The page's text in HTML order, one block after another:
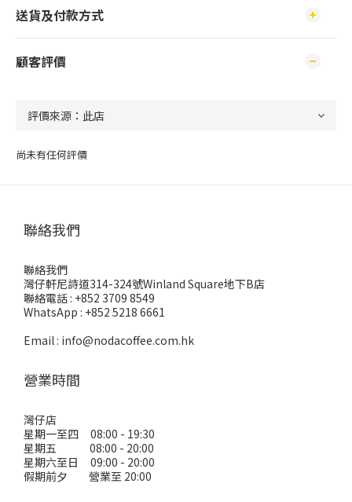
送貨及付款方式
顧客評價
尚未有任何評價
聯絡我們
聯絡我們
灣仔軒尼詩道314-324號Winland Square地下B店
聯絡電話 : +852 3709 8549
WhatsApp : +852 5218 6661
Email : info@nodacoffee.com.hk
營業時間
灣仔店
星期一至四 08:00 - 19:30
星期五 08:00 - 20:00
星期六至日 09:00 - 20:00
假期前夕 營業至 20:00